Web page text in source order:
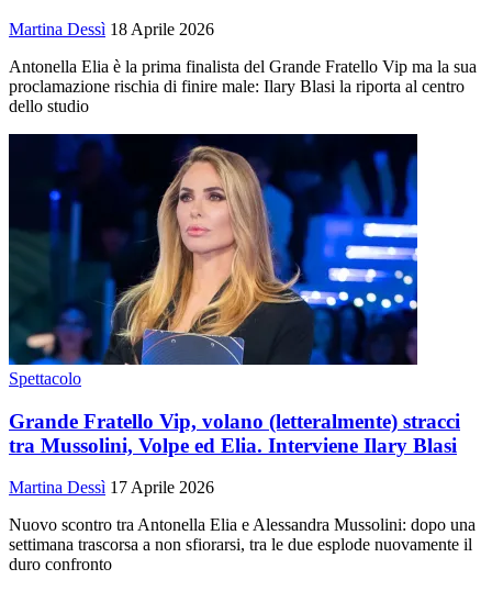
Martina Dessì 18 Aprile 2026
Antonella Elia è la prima finalista del Grande Fratello Vip ma la sua
proclamazione rischia di finire male: Ilary Blasi la riporta al centro
dello studio
Spettacolo
Grande Fratello Vip, volano (letteralmente) stracci
tra Mussolini, Volpe ed Elia. Interviene Ilary Blasi
Martina Dessì 17 Aprile 2026
Nuovo scontro tra Antonella Elia e Alessandra Mussolini: dopo una
settimana trascorsa a non sfiorarsi, tra le due esplode nuovamente il
duro confronto